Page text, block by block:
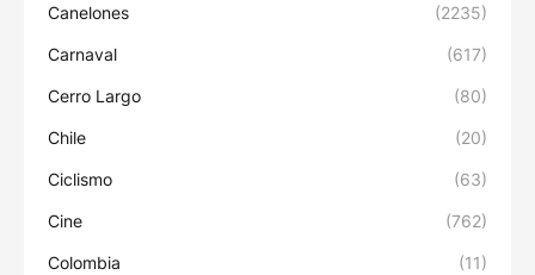
Canelones (2235)
Carnaval (617)
Cerro Largo (80)
Chile (20)
Ciclismo (63)
Cine (762)
Colombia (11)